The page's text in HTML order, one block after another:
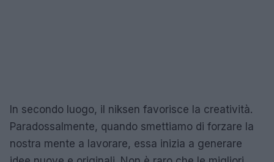
In secondo luogo, il niksen favorisce la creatività.
Paradossalmente, quando smettiamo di forzare la
nostra mente a lavorare, essa inizia a generare